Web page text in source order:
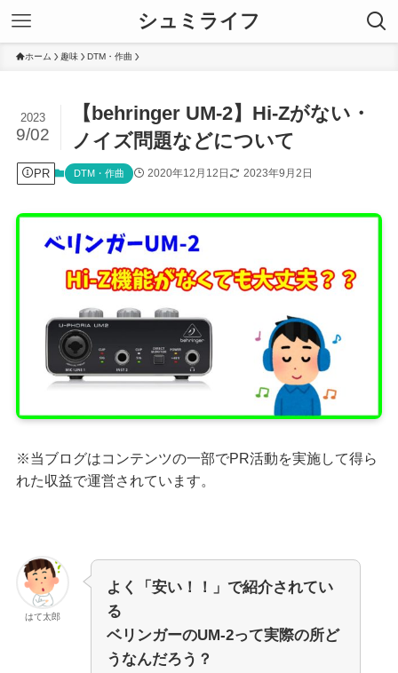
シュミライフ
ホーム 趣味 DTM・作曲
【behringer UM-2】Hi-Zがない・
ノイズ問題などについて
2023
9/02
PR DTM・作曲 2020年12月12日 2023年9月2日
※当ブログはコンテンツの一部でPR活動を実施して得ら
れた収益で運営されています。
はて太郎
よく「安い！！」で紹介されてい
る
ベリンガーのUM-2って実際の所ど
うなんだろう？